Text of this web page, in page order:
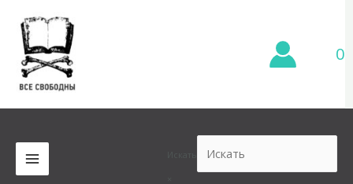
содержимому
0
MAIN